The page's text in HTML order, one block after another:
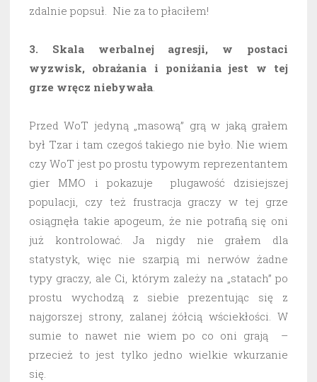
zdalnie popsuł. Nie za to płaciłem!
3. Skala werbalnej agresji, w postaci
wyzwisk, obrażania i poniżania jest w tej
grze wręcz niebywała.
Przed WoT jedyną „masową” grą w jaką grałem
był Tzar i tam czegoś takiego nie było. Nie wiem
czy WoT jest po prostu typowym reprezentantem
gier MMO i pokazuje plugawość dzisiejszej
populacji, czy też frustracja graczy w tej grze
osiągnęła takie apogeum, że nie potrafią się oni
już kontrolować. Ja nigdy nie grałem dla
statystyk, więc nie szarpią mi nerwów żadne
typy graczy, ale Ci, którym zależy na „statach” po
prostu wychodzą z siebie prezentując się z
najgorszej strony, zalanej żółcią wściekłości. W
sumie to nawet nie wiem po co oni grają –
przecież to jest tylko jedno wielkie wkurzanie
się.